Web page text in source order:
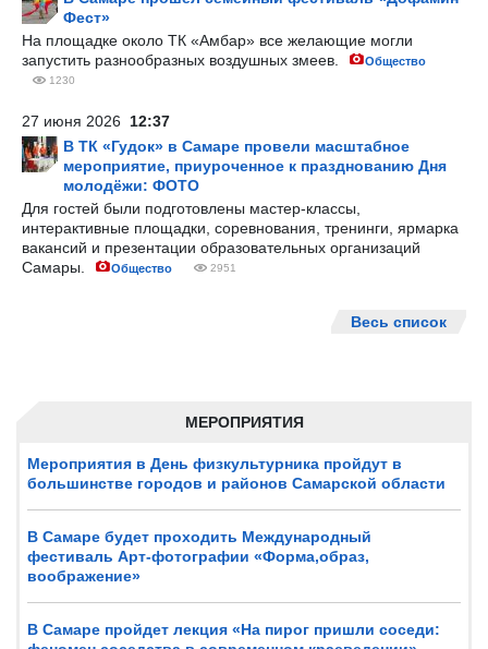
МЕРОПРИЯТИЯ
Мероприятия в День физкультурника пройдут в
большинстве городов и районов Самарской области
В Самаре будет проходить Международный
фестиваль Арт-фотографии «Форма,образ,
воображение»
В Самаре пройдет лекция «На пирог пришли соседи:
Фест»
На площадке около ТК «Амбар» все желающие могли
запустить разнообразных воздушных змеев.
Общество
1230
27 июня 2026 12:37
В ТК «Гудок» в Самаре провели масштабное
мероприятие, приуроченное к празднованию Дня
молодёжи: ФОТО
Для гостей были подготовлены мастер-классы,
интерактивные площадки, соревнования, тренинги, ярмарка
вакансий и презентации образовательных организаций
Самары.
Общество 2951
Весь список